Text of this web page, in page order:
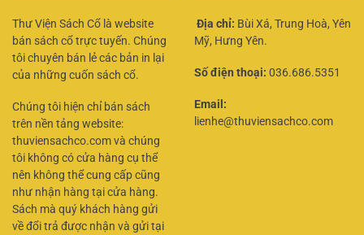
Thư Viện Sách Cổ là website
bán sách cổ trực tuyến. Chúng
tôi chuyên bán lẻ các bản in lại
của những cuốn sách cổ.
Chúng tôi hiện chỉ bán sách
trên nền tảng website:
thuviensachco.com và chúng
tôi không có cửa hàng cụ thể
nên không thể cung cấp cũng
như nhận hàng tại cửa hàng.
Sách mà quý khách hàng gửi
về đổi trả được nhận và gửi tại
Địa chỉ: Bùi Xá, Trung Hoà, Yên
Mỹ, Hưng Yên.
Số điện thoại: 036.686.5351
Email:
lienhe@thuviensachco.com